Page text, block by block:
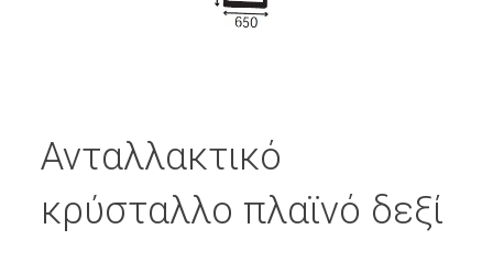
Ανταλλακτικό
κρύσταλλο πλαϊνό δεξί